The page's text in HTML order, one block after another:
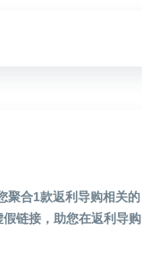
聚合1款返利导购相关的
链接，助您在返利导购